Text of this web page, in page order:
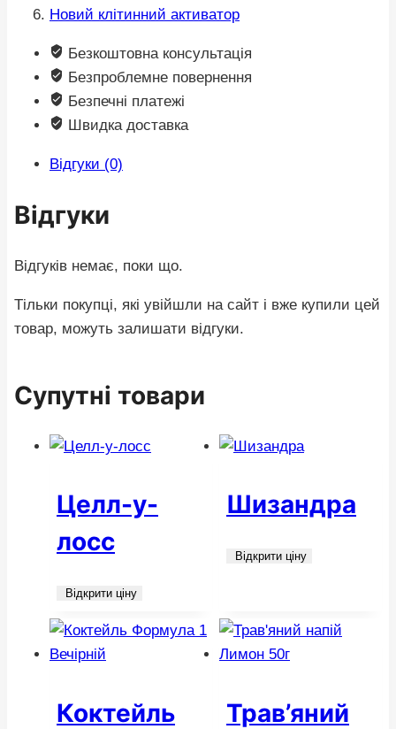
Новий клітинний активатор
Безкоштовна консультація
Безпроблемне повернення
Безпечні платежі
Швидка доставка
Відгуки (0)
Відгуки
Відгуків немає, поки що.
Тільки покупці, які увійшли на сайт і вже купили цей
товар, можуть залишати відгуки.
Супутні товари
Целл-у-
лосс
Відкрити ціну
Шизандра
Відкрити ціну
Коктейль
Трав’яний